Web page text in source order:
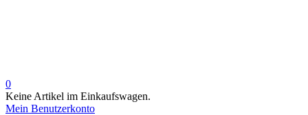
0
Keine Artikel im Einkaufswagen.
Mein Benutzerkonto